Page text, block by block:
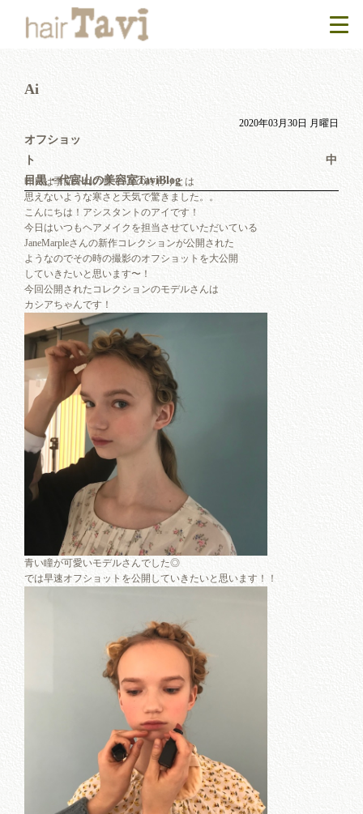
Ai
2020年03月30日 月曜日
オフショッ
ト 中
目黒・代官山の美容室TaviBlog
昨日は季節外れの雪で3月の終わりとは
思えないような寒さと天気で驚きました。。
こんにちは！アシスタントのアイです！
今日はいつもヘアメイクを担当させていただいている
JaneMarpleさんの新作コレクションが公開された
ようなのでその時の撮影のオフショットを大公開
していきたいと思います〜！
今回公開されたコレクションのモデルさんは
カシアちゃんです！
青い瞳が可愛いモデルさんでした◎
では早速オフショットを公開していきたいと思います！！